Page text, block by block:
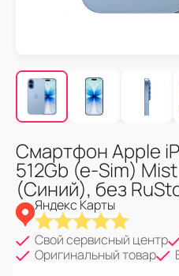
Смартфон Apple
512Gb (e-Sim)
(Синий), без
Яндекс Карты
Свой сервисный центр
Оригинальный товар